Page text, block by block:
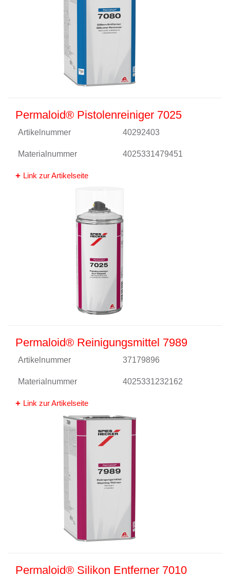
Permaloid® Pistolenreiniger 7025
Artikelnummer 40292403
Materialnummer 4025331479451
Link zur Artikelseite
Permaloid® Reinigungsmittel 7989
Artikelnummer 37179896
Materialnummer 4025331232162
Link zur Artikelseite
Permaloid® Silikon Entferner 7010